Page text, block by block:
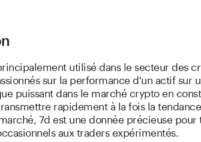
utilisé dans le secteur des
sur la performance d'un actif sur
puissant dans le marché crypto en
rapidement à la fois la
7d est une donnée précieuse
aux traders expérimentés.